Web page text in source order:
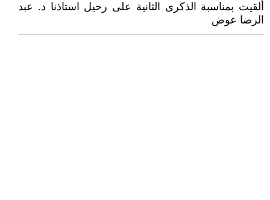
ألقيت بمناسبة الذكرى الثانية على رحيل استاذنا د. عبد
الرضا عوض